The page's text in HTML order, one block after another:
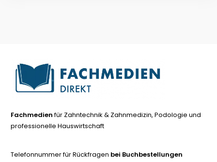
Fachmedienfür Zahntechnik & Zahnmedizin, Podologie und
professionelle Hauswirtschaft
Telefonnummer für Rückfragen bei Buchbestellungen